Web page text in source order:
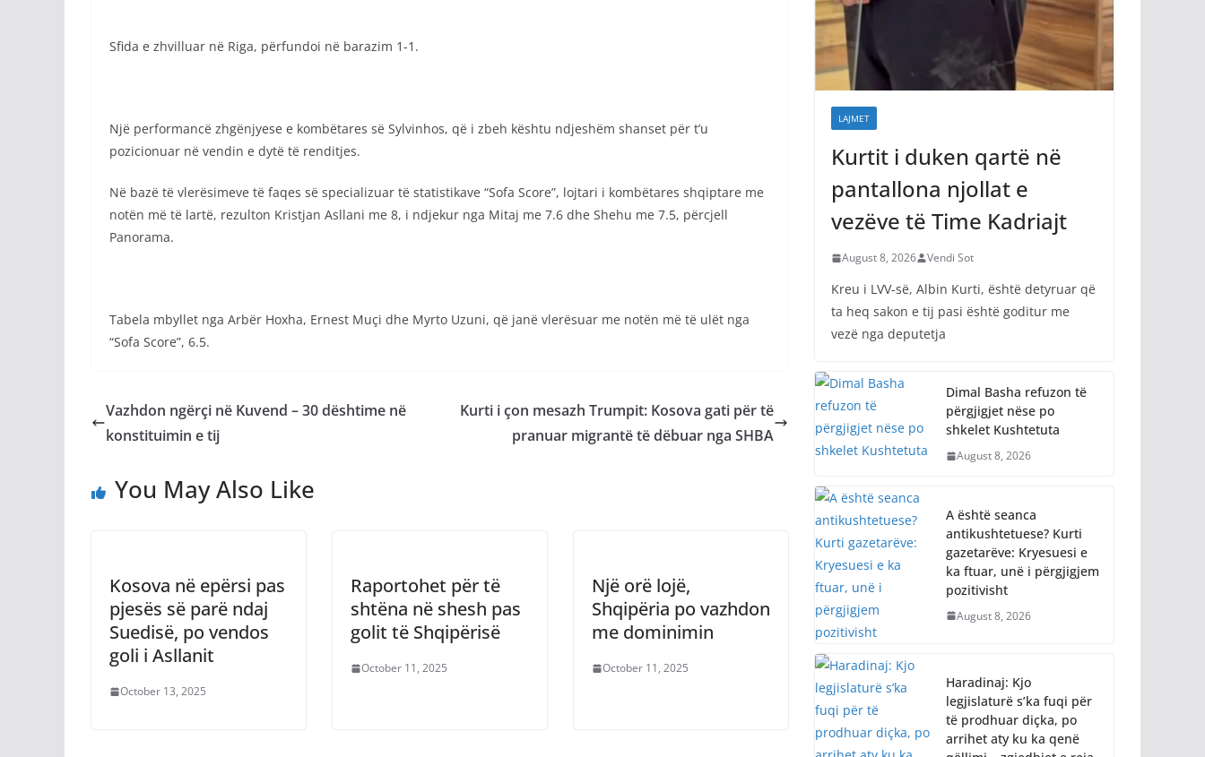
Sfida e zhvilluar në Riga, përfundoi në barazim 1-1.
Një performancë zhgënjyese e kombëtares së Sylvinhos, që i zbeh kështu ndjeshëm shanset për t’u
pozicionuar në vendin e dytë të renditjes.
Në bazë të vlerësimeve të faqes së specializuar të statistikave “Sofa Score”, lojtari i kombëtares shqiptare me
notën më të lartë, rezulton Kristjan Asllani me 8, i ndjekur nga Mitaj me 7.6 dhe Shehu me 7.5, përcjell
Panorama.
Tabela mbyllet nga Arbër Hoxha, Ernest Muçi dhe Myrto Uzuni, që janë vlerësuar me notën më të ulët nga
“Sofa Score”, 6.5.
Vazhdon ngërçi në Kuvend – 30 dështime në
konstituimin e tij
Kurti i çon mesazh Trumpit: Kosova gati për të
pranuar migrantë të dëbuar nga SHBA
You May Also Like
Kosova në epërsi pas
pjesës së parë ndaj
Suedisë, po vendos
goli i Asllanit
October 13, 2025
Raportohet për të
shtëna në shesh pas
golit të Shqipërisë
October 11, 2025
Një orë lojë,
Shqipëria po vazhdon
me dominimin
October 11, 2025
LAJMET
Kurtit i duken qartë në
pantallona njollat e
vezëve të Time Kadriajt
August 8, 2026 Vendi Sot
Kreu i LVV-së, Albin Kurti, është detyruar që
ta heq sakon e tij pasi është goditur me
vezë nga deputetja
Dimal Basha refuzon të
përgjigjet nëse po
shkelet Kushtetuta
August 8, 2026
A është seanca
antikushtetuese? Kurti
gazetarëve: Kryesuesi e
ka ftuar, unë i përgjigjem
pozitivisht
August 8, 2026
Haradinaj: Kjo
legjislaturë s’ka fuqi për
të prodhuar diçka, po
arrihet aty ku ka qenë